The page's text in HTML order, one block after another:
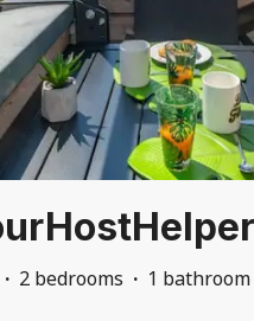
· 2 bedrooms · 1 bathroom